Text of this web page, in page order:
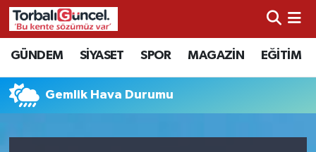
GÜNDEM SİYASET SPOR MAGAZİN EĞİTİM
Gemlik Hava Durumu
İzmir Nöbetçi Eczaneler
İzmir Hava Durumu